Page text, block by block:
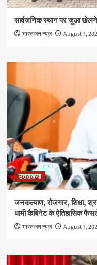
सार्वजनिक स्थान पर जुआ खेलने
भारतजन न्यूज़ August 7,
उत्तराखण्ड
जनकल्याण, रोजगार, शिक्षा,
धामी कैबिनेट के ऐतिहासिक
भारतजन न्यूज़ August 7,